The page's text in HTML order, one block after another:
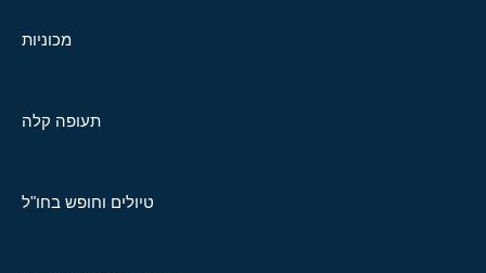
מכוניות
תעופה קלה
טיולים וחופש בחו"ל